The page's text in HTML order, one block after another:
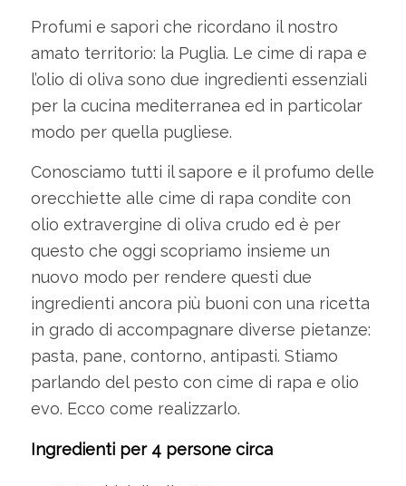
Profumi e sapori che ricordano il nostro
amato territorio: la Puglia. Le cime di rapa e
l’olio di oliva sono due ingredienti essenziali
per la cucina mediterranea ed in particolar
modo per quella pugliese.
Conosciamo tutti il sapore e il profumo delle
orecchiette alle cime di rapa condite con
olio extravergine di oliva crudo ed è per
questo che oggi scopriamo insieme un
nuovo modo per rendere questi due
ingredienti ancora più buoni con una ricetta
in grado di accompagnare diverse pietanze:
pasta, pane, contorno, antipasti. Stiamo
parlando del pesto con cime di rapa e olio
evo. Ecco come realizzarlo.
Ingredienti per 4 persone circa